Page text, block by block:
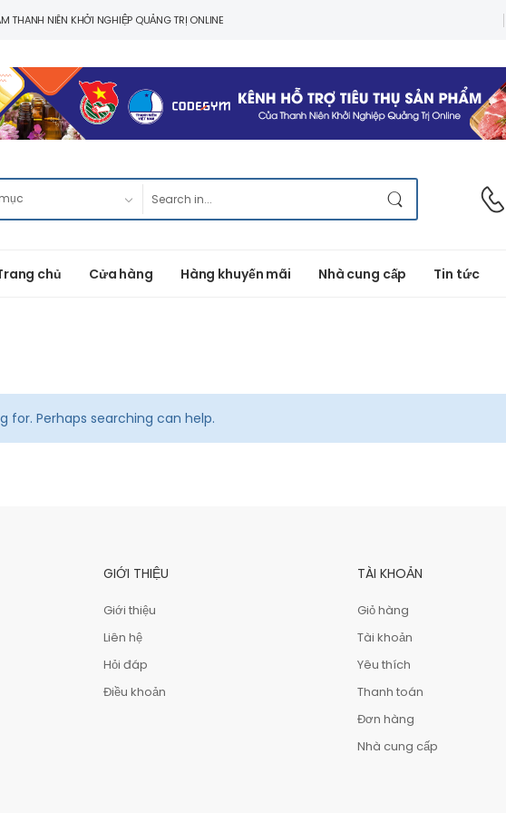
THANH NIÊN KHỞI NGHIỆP QUẢNG TRỊ ONLINE
chủ Cửa hàng Hàng khuyến mãi Nhà cung cấp Tin tức
for. Perhaps searching can help.
GIỚI THIỆU
Giới thiệu
Liên hệ
Hỏi đáp
Điều khoản
TÀI KHOẢN
Giỏ hàng
Tài khoản
Yêu thích
Thanh toán
Đơn hàng
Nhà cung cấp